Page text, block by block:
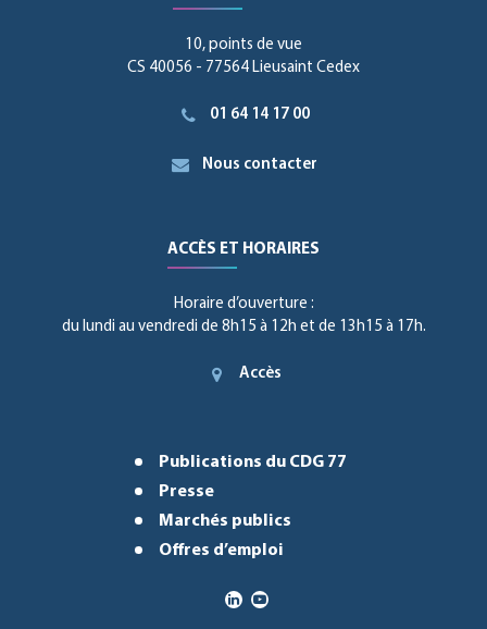
10, points de vue
CS 40056 - 77564 Lieusaint Cedex
01 64 14 17 00
Nous contacter
ACCÈS ET HORAIRES
Horaire d’ouverture :
du lundi au vendredi de 8h15 à 12h et de 13h15 à 17h.
Accès
Publications du CDG 77
Presse
Marchés publics
Offres d’emploi